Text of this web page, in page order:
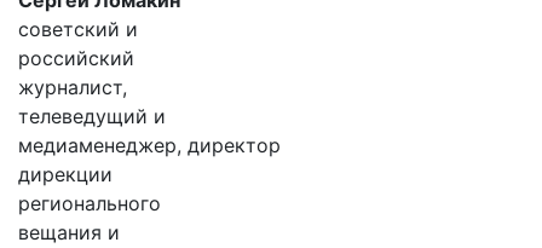
советский и
российский
журналист,
телеведущий и
медиаменеджер, директор
дирекции
регионального
вещания и